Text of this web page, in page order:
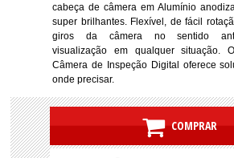
cabeça de câmera em Alumínio
super brilhantes. Flexível, de fácil
giros da câmera no sentido
visualização em qualquer situação.
Câmera de Inspeção Digital oferece
onde precisar.
COMPRAR